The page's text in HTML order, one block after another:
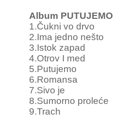
Album PUTUJEMO
1.Čukni vo drvo
2.Ima jedno nešto
3.Istok zapad
4.Otrov I med
5.Putujemo
6.Romansa
7.Sivo je
8.Sumorno proleće
9.Trach